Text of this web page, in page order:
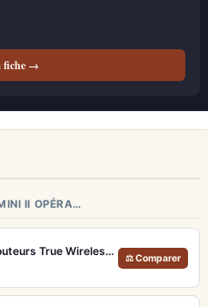
fiche →
II OPÉRA…
Bowers & Wilkins Pi6 – Écouteurs True Wireless audiophiles avec ANC adaptatif
⚖ Comparer